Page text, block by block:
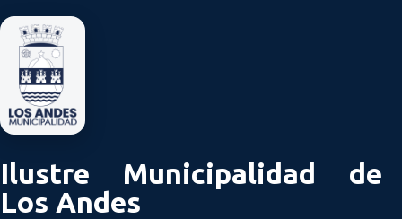
Ilustre Municipalidad de
Los Andes